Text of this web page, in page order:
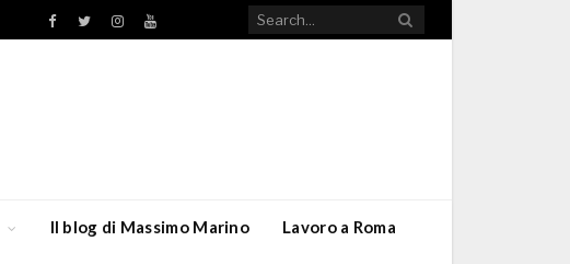
Facebook
TwitterInstagramYouTube
Il blog di Massimo Marino Lavoro a Roma